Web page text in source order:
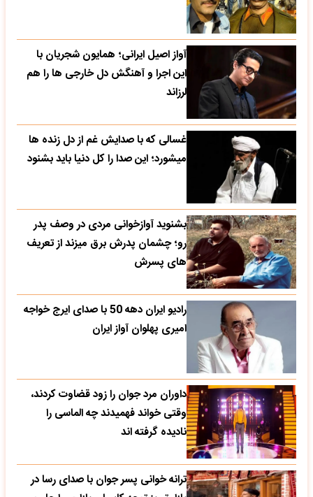
آواز اصیل ایرانی؛ همایون شجریان با
این اجرا و آهنگش دل خارجی ها را هم
لرزاند
غسالی که با صدایش غم از دل زنده ها
میشورد؛ این صدا را کل دنیا باید بشنود
بشنوید آوازخوانی مردی در وصف پدر
رو؛ چشمان پدرش برق میزند از تعریف
های پسرش
رادیو ایران دهه 50 با صدای ایرج خواجه
امیری پهلوان آواز ایران
داوران مرد جوان را زود قضاوت کردند،
وقتی خواند فهمیدند چه الماسی را
نادیده گرفته اند
ترانه خوانی پسر جوان با صدای رسا در